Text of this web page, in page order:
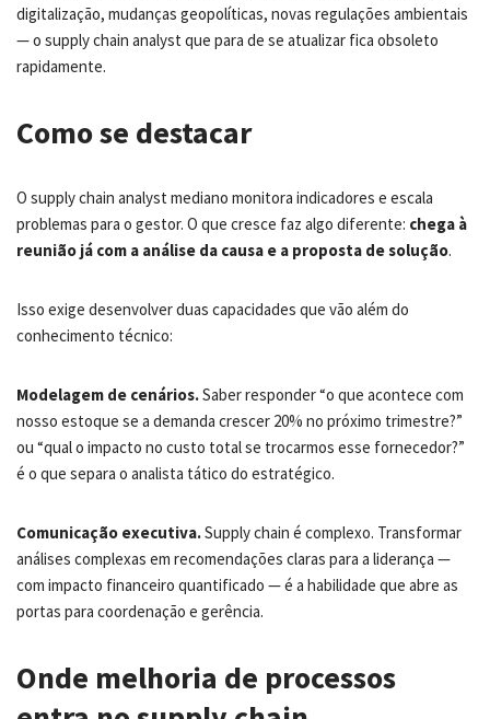
digitalização, mudanças geopolíticas, novas regulações ambientais
— o supply chain analyst que para de se atualizar fica obsoleto
rapidamente.
Como se destacar
O supply chain analyst mediano monitora indicadores e escala
problemas para o gestor. O que cresce faz algo diferente: chega à
reunião já com a análise da causa e a proposta de solução.
Isso exige desenvolver duas capacidades que vão além do
conhecimento técnico:
Modelagem de cenários.Saber responder “o que acontece com
nosso estoque se a demanda crescer 20% no próximo trimestre?”
ou “qual o impacto no custo total se trocarmos esse fornecedor?”
é o que separa o analista tático do estratégico.
Comunicação executiva.Supply chain é complexo. Transformar
análises complexas em recomendações claras para a liderança —
com impacto financeiro quantificado — é a habilidade que abre as
portas para coordenação e gerência.
Onde melhoria de processos